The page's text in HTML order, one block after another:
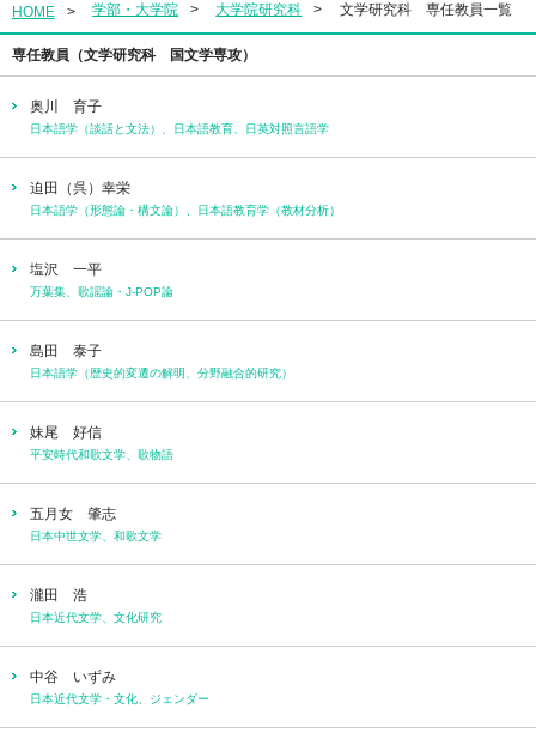
HOME 学部・大学院 大学院研究科 文学研究科 専任教員一覧
専任教員（文学研究科 国文学専攻）
奥川 育子
日本語学（談話と文法）、日本語教育、日英対照言語学
迫田（呉）幸栄
日本語学（形態論・構文論）、日本語教育学（教材分析）
塩沢 一平
万葉集、歌謡論・J-POP論
島田 泰子
日本語学（歴史的変遷の解明、分野融合的研究）
妹尾 好信
平安時代和歌文学、歌物語
五月女 肇志
日本中世文学、和歌文学
瀧田 浩
日本近代文学、文化研究
中谷 いずみ
日本近代文学・文化、ジェンダー